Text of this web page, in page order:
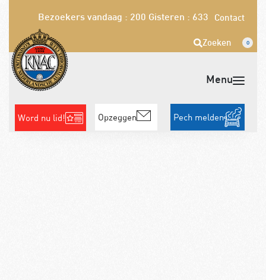
Bezoekers vandaag : 200 Gisteren : 633 Contact
Zoeken 0
Word nu lid! Opzeggen Pech melden